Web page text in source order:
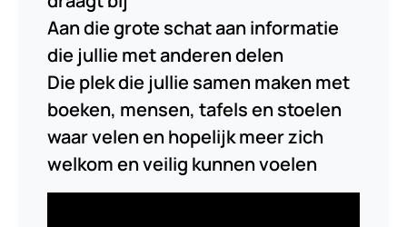
Aan die grote schat aan informatie
die jullie met anderen delen
Die plek die jullie samen maken met
boeken, mensen, tafels en stoelen
waar velen en hopelijk meer zich
welkom en veilig kunnen voelen